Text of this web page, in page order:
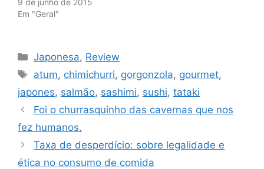
Em "Geral"
Categorias
Japonesa, Review
Tags
atum, chimichurri, gorgonzola, gourmet,
japones, salmão, sashimi, sushi, tataki
Foi o churrasquinho das cavernas que nos
fez humanos.
Taxa de desperdício: sobre legalidade e
ética no consumo de comida